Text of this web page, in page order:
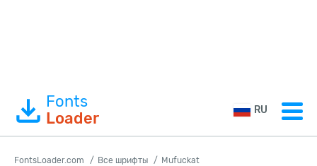
Fonts
Loader
RU
FontsLoader.com Все шрифты Mufuckat